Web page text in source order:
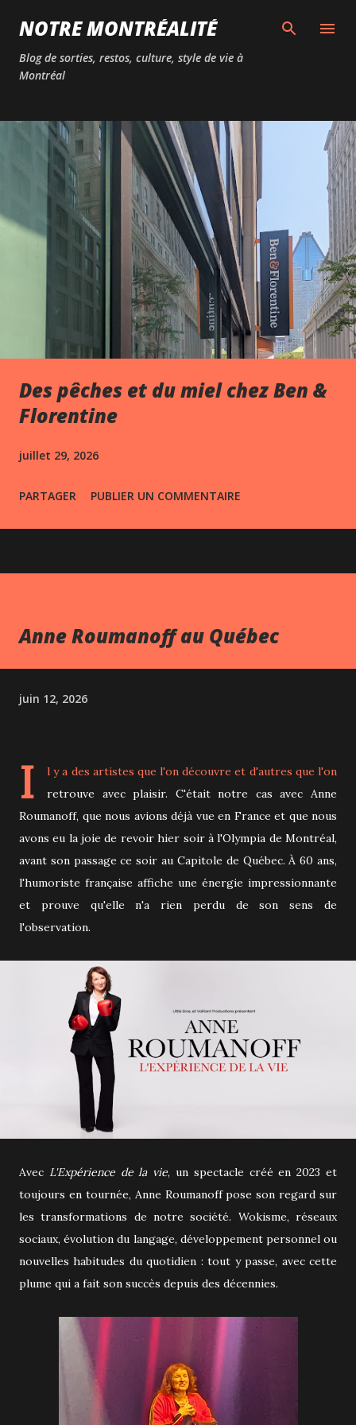
Passer au contenu principal
NOTRE MONTRÉALITÉ
Blog de sorties, restos, culture, style de vie à
Montréal
Des pêches et du miel chez Ben &
Florentine
juillet 29, 2026
PARTAGER PUBLIER UN COMMENTAIRE
Anne Roumanoff au Québec
juin 12, 2026
I
l y a des artistes que l'on découvre et d'autres que l'on
retrouve avec plaisir. C'était notre cas avec Anne
Roumanoff, que nous avions déjà vue en France et que nous
avons eu la joie de revoir hier soir à l'Olympia de Montréal,
avant son passage ce soir au Capitole de Québec. À 60 ans,
l'humoriste française affiche une énergie impressionnante
et prouve qu'elle n'a rien perdu de son sens de
l'observation.
Avec L'Expérience de la vie, un spectacle créé en 2023 et
toujours en tournée, Anne Roumanoff pose son regard sur
les transformations de notre société. Wokisme, réseaux
sociaux, évolution du langage, développement personnel ou
nouvelles habitudes du quotidien : tout y passe, avec cette
plume qui a fait son succès depuis des décennies.